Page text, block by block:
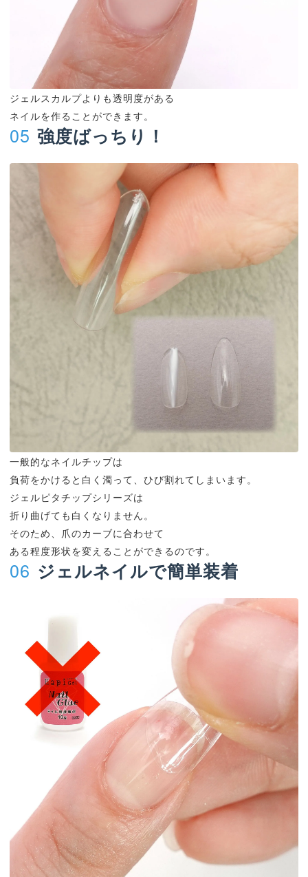
ジェルスカルプよりも透明度がある
ネイルを作ることができます。
05 強度ばっちり！
一般的なネイルチップは
負荷をかけると白く濁って、ひび割れてしまいます。
ジェルピタチップシリーズは
折り曲げても白くなりません。
そのため、爪のカーブに合わせて
ある程度形状を変えることができるのです。
06 ジェルネイルで簡単装着